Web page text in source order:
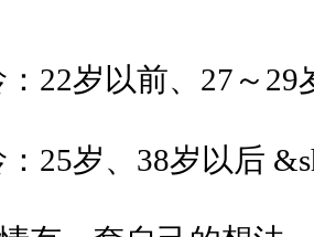
22岁以前、27～29
25岁、38岁以后